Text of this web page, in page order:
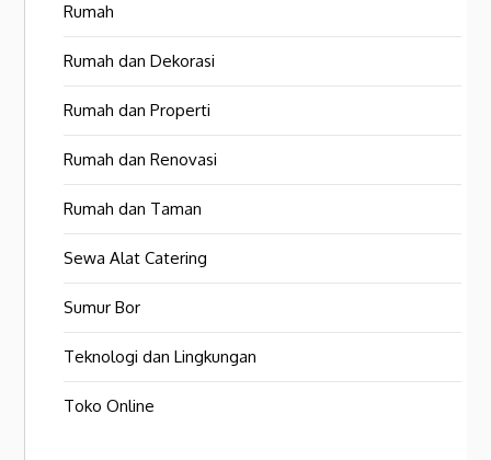
Rumah
Rumah dan Dekorasi
Rumah dan Properti
Rumah dan Renovasi
Rumah dan Taman
Sewa Alat Catering
Sumur Bor
Teknologi dan Lingkungan
Toko Online